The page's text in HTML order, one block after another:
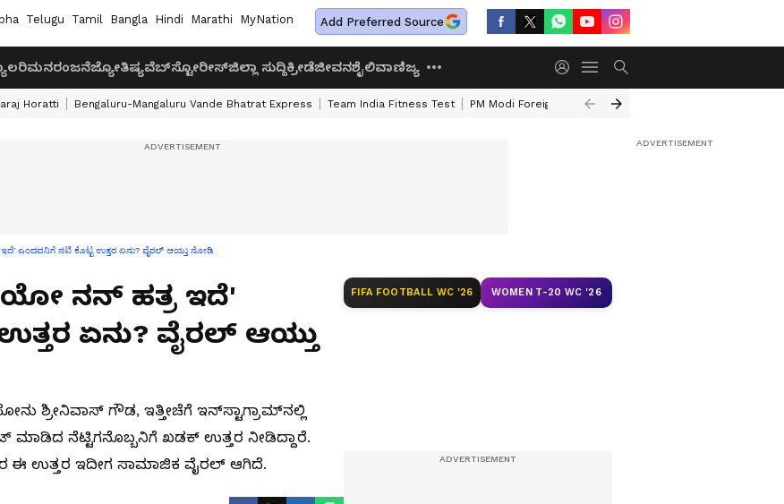
Telugu Tamil Bangla Hindi Marathi MyNation Add Preferred Source
ಮನರಂಜನೆಜ್ಯೋತಿಷ್ಯವೆಬ್‌ಸ್ಟೋರೀಸ್ಜಿಲ್ಲಾ ಸುದ್ದಿಕ್ರೀಡೆಜೀವನಶೈಲಿವಾಣಿಜ್ಯ
Horatti Bengaluru-Mangaluru Vande Bhatrat Express Team India Fitness Test PM Modi Foreign Travel Expenditure
ಎಂದವನಿಗೆ ನಟಿ ಕೊಟ್ಟ ಉತ್ತರ ಏನು? ವೈರಲ್​ ಆಯ್ತು ನೋಡಿ
ನನ್ ಹತ್ರ ಇದೆ'
ಏನು? ವೈರಲ್​ ಆಯ್ತು
ಶ್ರೀನಿವಾಸ್ ಗೌಡ, ಇತ್ತೀಚೆಗೆ ಇನ್‌ಸ್ಟಾಗ್ರಾಮ್‌ನಲ್ಲಿ
ನೆಟ್ಟಿಗನೊಬ್ಬನಿಗೆ ಖಡಕ್ ಉತ್ತರ ನೀಡಿದ್ದಾರೆ.
ಈ ಉತ್ತರ ಇದೀಗ ಸಾಮಾಜಿಕ ವೈರಲ್ ಆಗಿದೆ.
FIFA FOOTBALL WC '26 WOMEN T-20 WC '26